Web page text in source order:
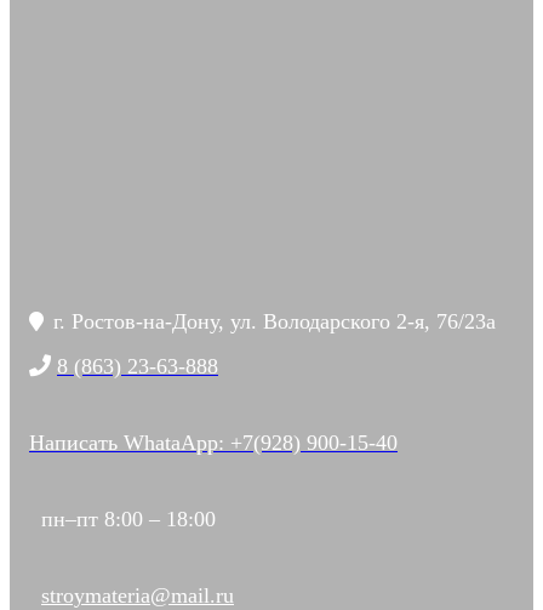
г. Ростов-на-Дону, ул. Володарского 2-я, 76/23а
8 (863) 23-63-888
Написать WhataApp: +7(928) 900-15-40
пн–пт 8:00 – 18:00
stroymateria@mail.ru